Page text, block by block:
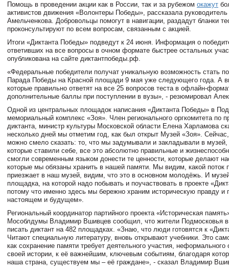
Помощь в проведении акции как в России, так и за рубежом окажут
активистов движения «Волонтеры Победы», рассказала
Амельченкова. Добровольцы помогут в навигации, раздадут бланки
проконсультируют по всем вопросам, связанным с акцией.
Итоги «Диктанта Победы» подведут к 24 июня. Информация о
ответивших на все вопросы в очном формате быстрее остальных
опубликована на сайте диктантпобеды.рф.
«Федеральные победители получат уникальную возможность стать
Парада Победы на Красной площади 9 мая уже следующего года. А
которые правильно ответят на все 25 вопросов теста в офлайн-
дополнительные баллы при поступлении в вузы», - резюмировал
Одной из центральных площадок написания «Диктанта Победы» в
мемориальный комплекс «Зоя». Член регионального оргкомитета по
диктанта, министр культуры Московской области Елена Харламова
несколько дней мы отметим год, как был открыт Музей «Зоя».
можно смело сказать: то, что мы задумывали и закладывали в музей,
которые ставили себе, все это абсолютно правильные и
смогли современным языком донести те ценности, которые делают
которые мы обязаны хранить в нашей памяти. Мы видим, какой поток
приезжает в наш музей, видим, что это в основном молодёжь. И
площадка, на которой надо побывать и поучаствовать в проекте
потому что именно здесь мы бережно храним историческую правду и
настоящем и будущем».
Региональный координатор партийного проекта «Историческая
Мособлдумы Владимир Вшивцев сообщил, что жители Подмосковья в
писать диктант на 482 площадках. «Знаю, что люди готовятся к
Читают специальную литературу, вновь открывают учебники. Это
как сохранение памяти требует деятельного участия, неформального
своей истории, к её важнейшим, ключевым событиям, благодаря
наша страна, существуем мы – её граждане», - сказал Владимир